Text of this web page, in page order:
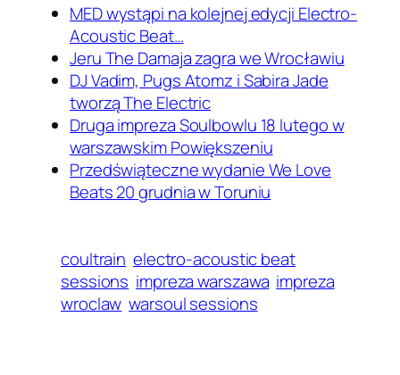
MED wystąpi na kolejnej edycji Electro-
Acoustic Beat…
Jeru The Damaja zagra we Wrocławiu
DJ Vadim, Pugs Atomz i Sabira Jade
tworzą The Electric
Druga impreza Soulbowlu 18 lutego w
warszawskim Powiększeniu
Przedświąteczne wydanie We Love
Beats 20 grudnia w Toruniu
coultrain electro-acoustic beat
sessions impreza warszawa impreza
wroclaw warsoul sessions